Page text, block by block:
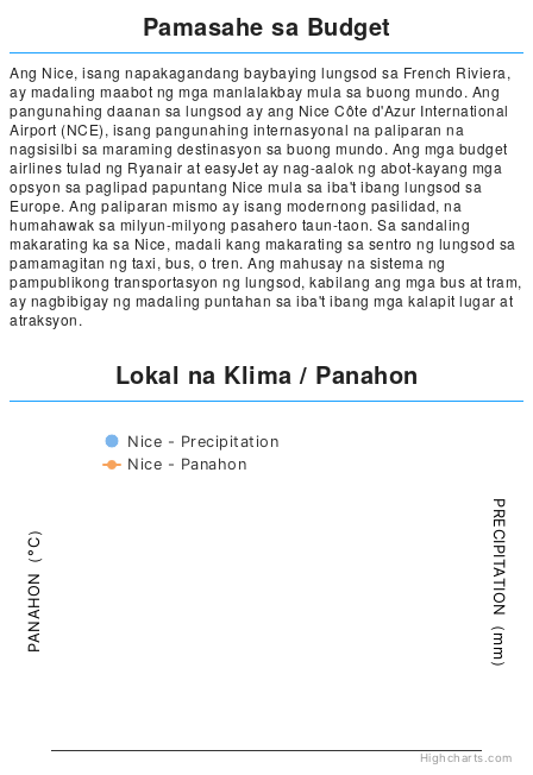
Pamasahe sa Budget
Ang Nice, isang napakagandang baybaying lungsod sa French Riviera,
ay madaling maabot ng mga manlalakbay mula sa buong mundo. Ang
pangunahing daanan sa lungsod ay ang Nice Côte d'Azur International
Airport (NCE), isang pangunahing internasyonal na paliparan na
nagsisilbi sa maraming destinasyon sa buong mundo. Ang mga budget
airlines tulad ng Ryanair at easyJet ay nag-aalok ng abot-kayang mga
opsyon sa paglipad papuntang Nice mula sa iba't ibang lungsod sa
Europe. Ang paliparan mismo ay isang modernong pasilidad, na
humahawak sa milyun-milyong pasahero taun-taon. Sa sandaling
makarating ka sa Nice, madali kang makarating sa sentro ng lungsod sa
pamamagitan ng taxi, bus, o tren. Ang mahusay na sistema ng
pampublikong transportasyon ng lungsod, kabilang ang mga bus at tram,
ay nagbibigay ng madaling puntahan sa iba't ibang mga kalapit lugar at
atraksyon.
Lokal na Klima / Panahon
PANAHON（°C） PRECIPITATION（mm）
Nice - Precipitation
Nice - Panahon
Highcharts.com